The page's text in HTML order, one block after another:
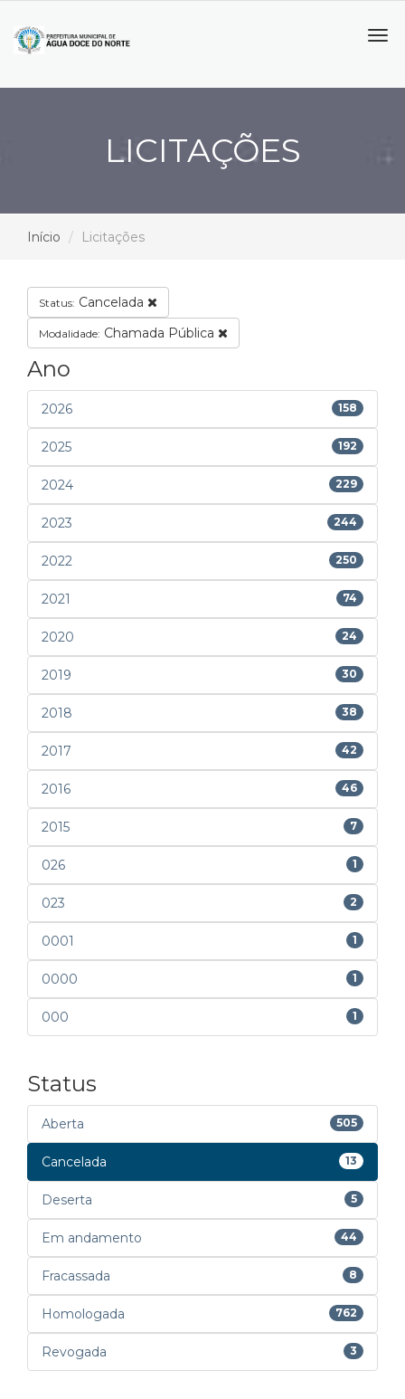
LICITAÇÕES
Início Licitações
Status: Cancelada
Modalidade: Chamada Pública
Ano
2026 158
2025 192
2024 229
2023 244
2022 250
2021 74
2020 24
2019 30
2018 38
2017 42
2016 46
2015 7
026 1
023 2
0001 1
0000 1
000 1
Status
Aberta 505
Cancelada 13
Deserta 5
Em andamento 44
Fracassada 8
Homologada 762
Revogada 3